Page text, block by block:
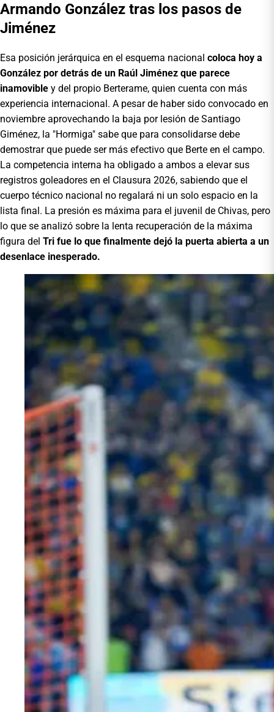
Armando González tras los pasos de
Jiménez
Esa posición jerárquica en el esquema nacional coloca hoy a
González por detrás de un Raúl Jiménez que parece
inamovible y del propio Berterame, quien cuenta con más
experiencia internacional. A pesar de haber sido convocado en
noviembre aprovechando la baja por lesión de Santiago
Giménez, la "Hormiga" sabe que para consolidarse debe
demostrar que puede ser más efectivo que Berte en el campo.
La competencia interna ha obligado a ambos a elevar sus
registros goleadores en el Clausura 2026, sabiendo que el
cuerpo técnico nacional no regalará ni un solo espacio en la
lista final. La presión es máxima para el juvenil de Chivas, pero
lo que se analizó sobre la lenta recuperación de la máxima
figura del Tri fue lo que finalmente dejó la puerta abierta a un
desenlace inesperado.